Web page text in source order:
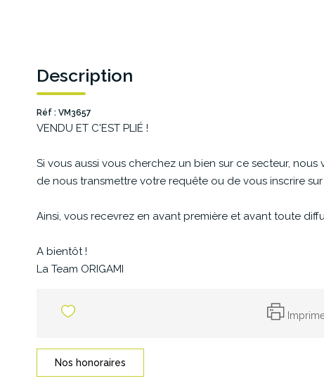
Description
Réf : VM3657
VENDU ET C'EST PLIÉ !
Si vous aussi vous cherchez un bien sur ce secteur,
de nous transmettre votre requête ou de vous inscrire
Ainsi, vous recevrez en avant première et avant toute
A bientôt !
La Team ORIGAMI
Nos honoraires